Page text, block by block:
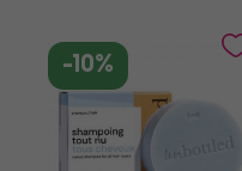
-10%